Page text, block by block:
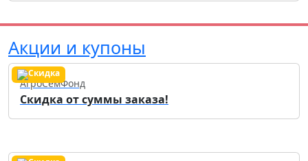
Акции и купоны
АгроСемФонд
Скидка от суммы заказа!